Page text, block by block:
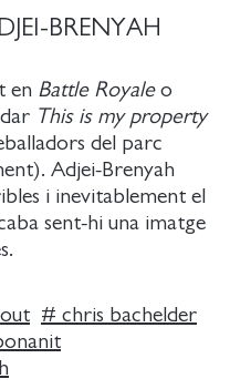
BRENYAH
en Battle Royale o
This is my property
del parc
Adjei-Brenyah
i inevitablement el
sent-hi una imatge
# chris bachelder